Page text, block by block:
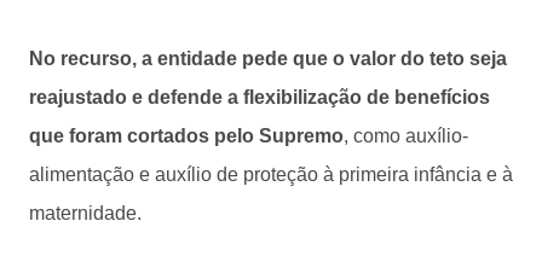
No recurso, a entidade pede que o valor do teto seja
reajustado e defende a flexibilização de benefícios
que foram cortados pelo Supremo, como auxílio-
alimentação e auxílio de proteção à primeira infância e à
maternidade.